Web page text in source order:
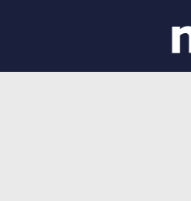
actual mediante Email
actual mediante Facebook
actual mediante Twitter
actual mediante